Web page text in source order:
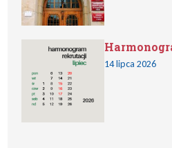
14 lipca 2026